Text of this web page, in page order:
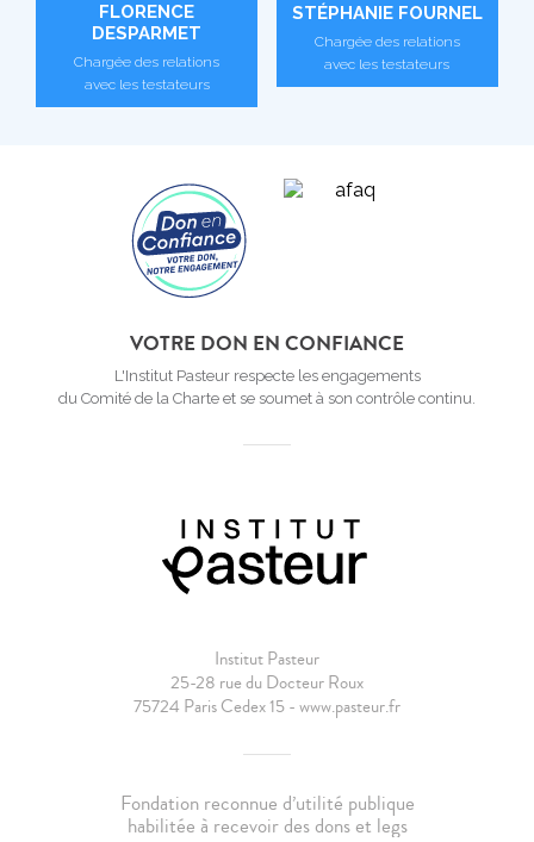
FLORENCE
DESPARMET
Chargée des relations
avec les testateurs
STÉPHANIE FOURNEL
Chargée des relations
avec les testateurs
VOTRE DON EN CONFIANCE
L'Institut Pasteur respecte les engagements
du Comité de la Charte et se soumet à son contrôle continu.
Institut Pasteur
25-28 rue du Docteur Roux
75724 Paris Cedex 15 - www.pasteur.fr
Fondation reconnue d’utilité publique
habilitée à recevoir des dons et legs